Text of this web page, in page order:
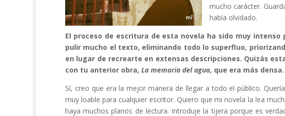
mucho carácter.
había olvidado.
El proceso de escritura de esta novela ha sido muy intenso
pulir mucho el texto, eliminando todo lo superfluo,
en lugar de recrearte en extensas descripciones. Quizás
con tu anterior obra, La memoria del agua, que era más densa.
Sí, creo que era la mejor manera de llegar a todo el público.
muy loable para cualquier escritor. Quiero que mi novela la lea
haya muchos planos de lectura. Introduje la tijera porque es